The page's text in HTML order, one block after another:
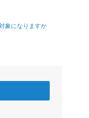
象になりますか